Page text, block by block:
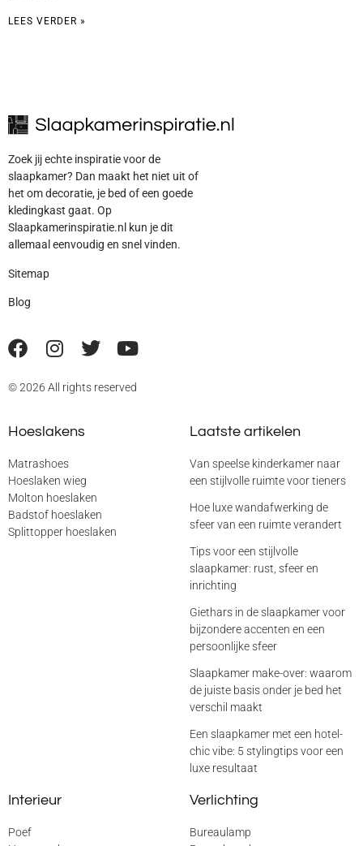
LEES VERDER »
Zoek jij echte inspiratie voor de
slaapkamer? Dan maakt het niet uit of
het om decoratie, je bed of een goede
kledingkast gaat. Op
Slaapkamerinspiratie.nl kun je dit
allemaal eenvoudig en snel vinden.
Sitemap
Blog
© 2026 All rights reserved
Hoeslakens
Matrashoes
Hoeslaken wieg
Molton hoeslaken
Badstof hoeslaken
Splittopper hoeslaken
Laatste artikelen
Van speelse kinderkamer naar
een stijlvolle ruimte voor tieners
Hoe luxe wandafwerking de
sfeer van een ruimte verandert
Tips voor een stijlvolle
slaapkamer: rust, sfeer en
inrichting
Giethars in de slaapkamer voor
bijzondere accenten en een
persoonlijke sfeer
Slaapkamer make-over: waarom
de juiste basis onder je bed het
verschil maakt
Een slaapkamer met een hotel-
chic vibe: 5 stylingtips voor een
luxe resultaat
Interieur
Poef
Verlichting
Bureaulamp